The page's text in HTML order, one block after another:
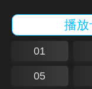
播
01
05